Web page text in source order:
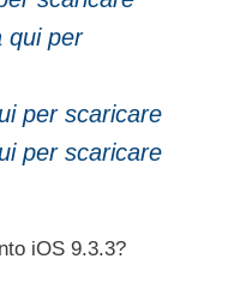
qui per
per scaricare
per scaricare
iOS 9.3.3?